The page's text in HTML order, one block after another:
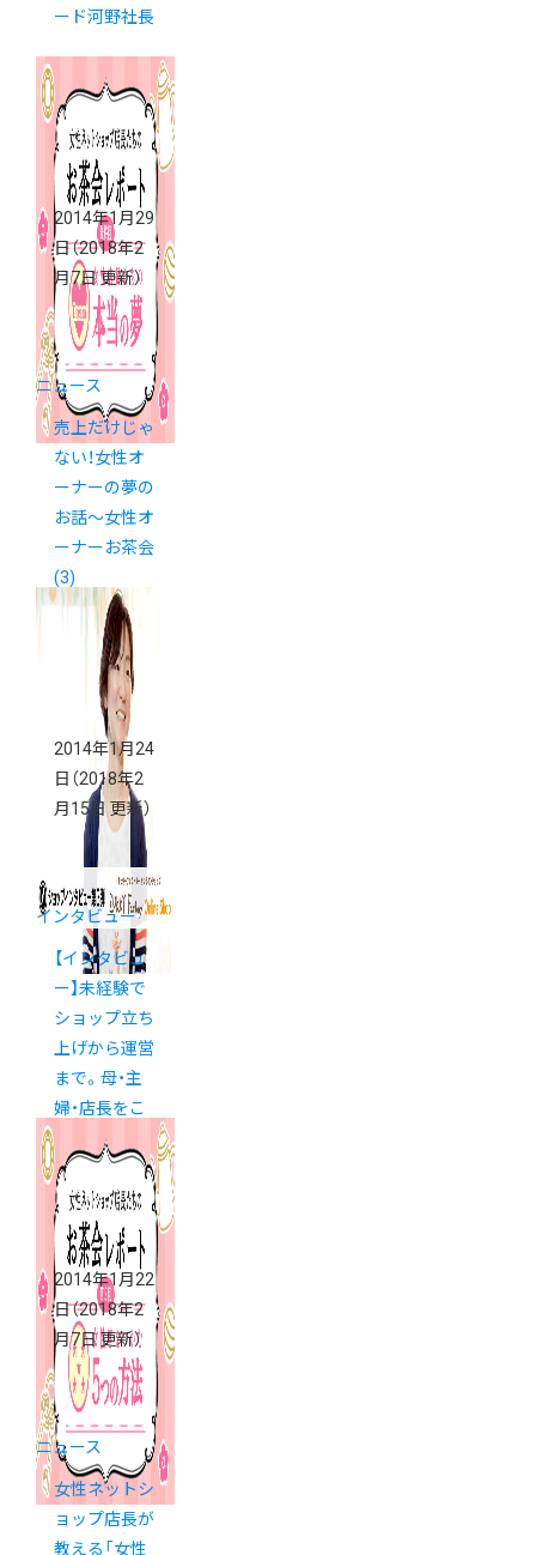
ード河野社長
2014年1月29
日（2018年2
月7日 更新）
ニュース
売上だけじゃ
ない！女性オ
ーナーの夢の
お話～女性オ
ーナーお茶会
(3)
2014年1月24
日 （2018年2
月15日 更新）
インタビュー
【インタビュ
ー】未経験で
ショップ立ち
上げから運営
まで。母・主
婦・店長をこ
なす島田さん
2014年1月22
日（2018年2
月7日 更新）
ニュース
女性ネットシ
ョップ店長が
教える「女性